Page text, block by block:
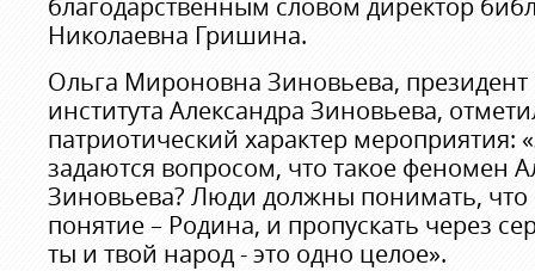
благодарственным словом директор
Николаевна Гришина.
Ольга Мироновна Зиновьева, президент
института Александра Зиновьева,
патриотический характер мероприятия:
задаются вопросом, что такое феномен
Зиновьева? Люди должны понимать, что
понятие – Родина, и пропускать через
ты и твой народ - это одно целое».